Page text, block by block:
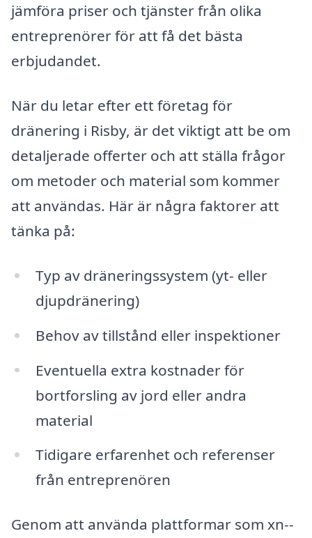
jämföra priser och tjänster från olika
entreprenörer för att få det bästa
erbjudandet.
När du letar efter ett företag för
dränering i Risby, är det viktigt att be om
detaljerade offerter och att ställa frågor
om metoder och material som kommer
att användas. Här är några faktorer att
tänka på:
Typ av dräneringssystem (yt- eller
djupdränering)
Behov av tillstånd eller inspektioner
Eventuella extra kostnader för
bortforsling av jord eller andra
material
Tidigare erfarenhet och referenser
från entreprenören
Genom att använda plattformar som xn--